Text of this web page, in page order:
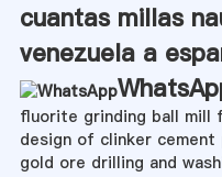
cuantas millas
venezuela a
fluorite grinding ball mill
design of clinker
gold ore drilling and